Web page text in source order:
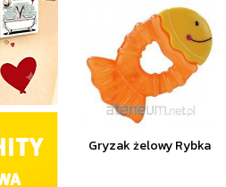
Gryzak żelowy Rybka